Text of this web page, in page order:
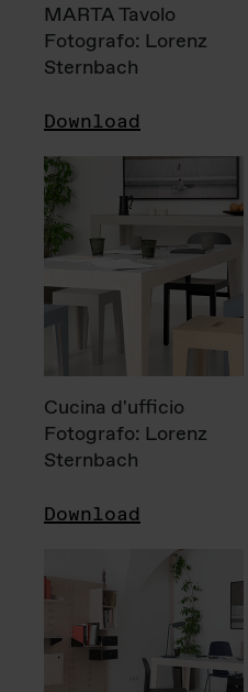
MARTA Tavolo
Fotografo: Lorenz
Sternbach
Download
Cucina d'ufficio
Fotografo: Lorenz
Sternbach
Download